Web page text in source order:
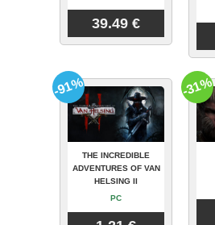
39.49 €
THE INCREDIBLE
ADVENTURES OF VAN
HELSING II
PC
-91% -31%